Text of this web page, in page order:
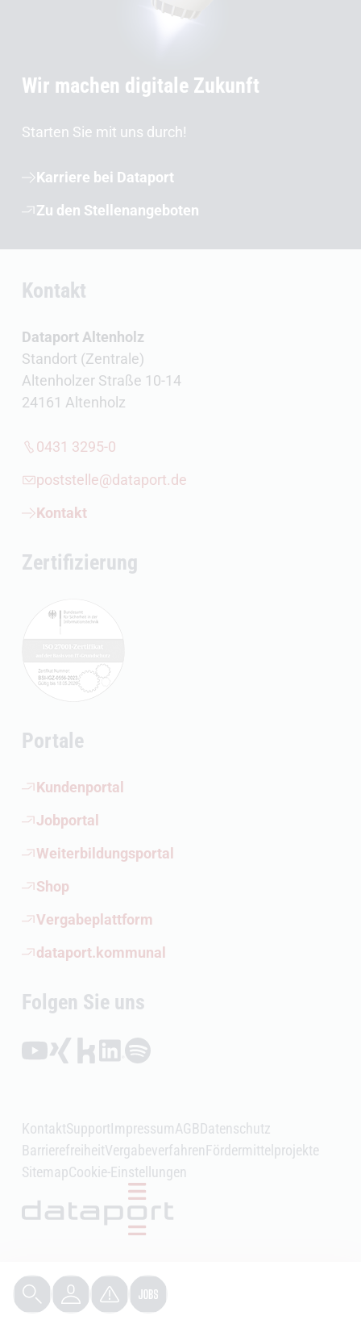
Wir machen digitale Zukunft
Starten Sie mit uns durch!
Karriere bei Dataport
Zu den Stellenangeboten
Kontakt
Dataport Altenholz
Standort (Zentrale)
Altenholzer Straße 10-14
24161 Altenholz
0431 3295-0
poststelle@dataport.de
Kontakt
Zertifizierung
Portale
Kundenportal
(Öffnet externen Link)
Jobportal
(Öffnet externen Link)
Weiterbildungsportal
(Öffnet externen Link)
Shop
(Öffnet externen Link)
Vergabeplattform
(Öffnet externen Link)
dataport.kommunal
(Öffnet externen Link)
Folgen Sie uns
Folgen auf YouTube (Öffnet externen Link)
Folgen auf Xing (Öffnet externen Link)
Folgen auf Kununu (Öffnet externen Link)
Folgen auf LinkedIn (Öffnet externen Link)
Folgen auf Spotify (Öffnet externen Link)
KontaktSupportImpressumAGBDatenschutz
BarrierefreiheitVergabeverfahrenFördermittelprojekte
SitemapCookie-Einstellungen